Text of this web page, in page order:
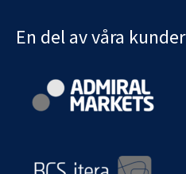
En del av våra kunder